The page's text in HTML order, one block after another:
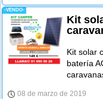
-VENDO-
Kit
Kit solar
batería
08 de marzo de 2019